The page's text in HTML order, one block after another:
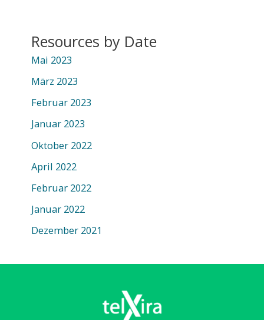
Resources by Date
Mai 2023
März 2023
Februar 2023
Januar 2023
Oktober 2022
April 2022
Februar 2022
Januar 2022
Dezember 2021